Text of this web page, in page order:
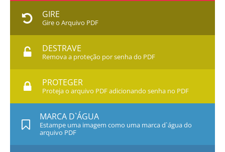
GIRE
Gire o Arquivo PDF
DESTRAVE
Remova a proteção por senha do PDF
PROTEGER
Proteja o arquivo PDF adicionando senha no PDF
MARCA D`ÁGUA
Estampe uma imagem como uma marca d`água do
arquivo PDF